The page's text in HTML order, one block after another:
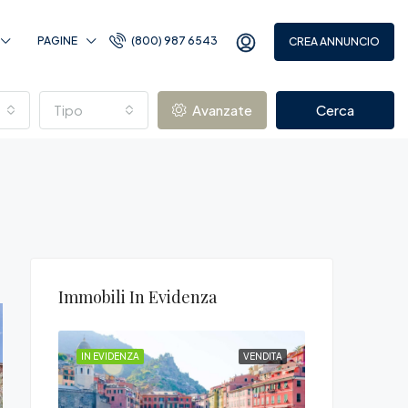
PAGINE (800) 987 6543 CREA ANNUNCIO
Tipo Avanzate Cerca
Immobili In Evidenza
VENDITA
IN EVIDENZA